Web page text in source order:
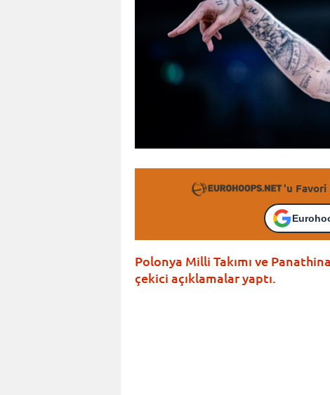
'u Favori
Polonya Milli Takımı ve
çekici açıklamalar yaptı.